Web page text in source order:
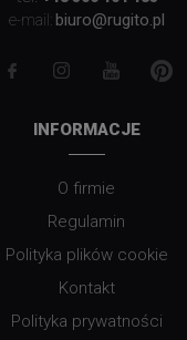
e-mail: biuro@rugito.pl
INFORMACJE
O firmie
Regulamin
Polityka plików cookie
Kontakt
Polityka prywatności